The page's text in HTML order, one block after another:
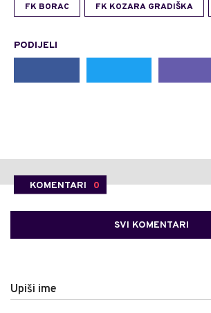
FK BORAC FK KOZARA GRADIŠKA
PODIJELI
KOMENTARI 0
SVI KOMENTARI
Upiši ime